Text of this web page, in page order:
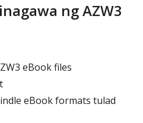
ng AZW3
eBook files
eBook formats tulad